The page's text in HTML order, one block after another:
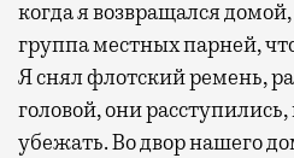
когда я возвращался
группа местных парней,
Я снял флотский ремень,
головой, они
убежать. Во двор нашего